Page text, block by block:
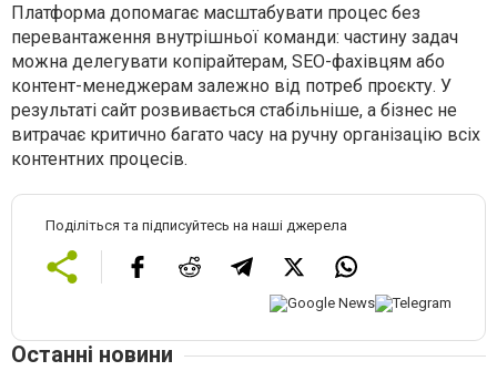
Платформа допомагає масштабувати процес без
перевантаження внутрішньої команди: частину задач
можна делегувати копірайтерам, SEO-фахівцям або
контент-менеджерам залежно від потреб проєкту. У
результаті сайт розвивається стабільніше, а бізнес не
витрачає критично багато часу на ручну організацію всіх
контентних процесів.
Поділіться та підписуйтесь на наші джерела
Останні новини